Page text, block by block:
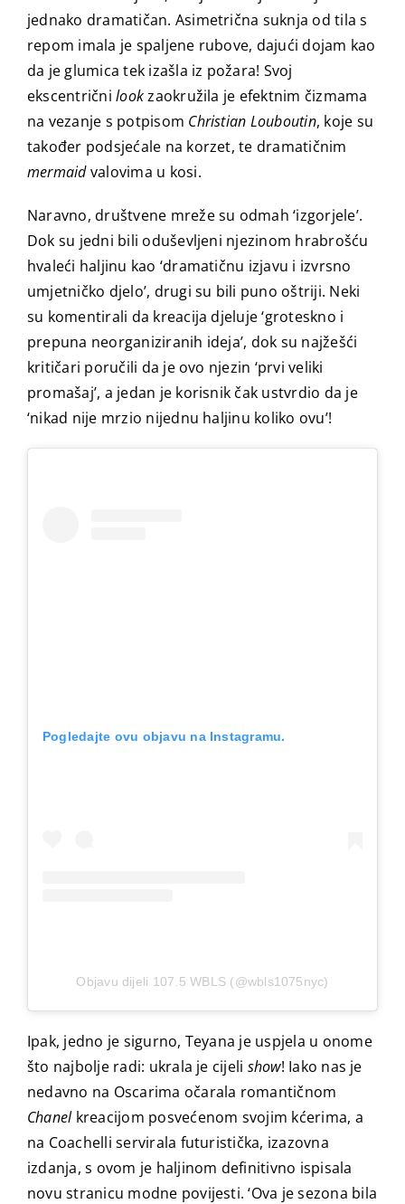
jednako dramatičan. Asimetrična suknja od tila s
repom imala je spaljene rubove, dajući dojam kao
da je glumica tek izašla iz požara! Svoj
ekscentričnilookzaokružila je efektnim čizmama
na vezanje s potpisom Christian Louboutin, koje su
također podsjećale na korzet, te dramatičnim
mermaidvalovima u kosi.
Naravno, društvene mreže su odmah ‘izgorjele’.
Dok su jedni bili oduševljeni njezinom hrabrošću
hvaleći haljinu kao ‘dramatičnu izjavu i izvrsno
umjetničko djelo’, drugi su bili puno oštriji. Neki
su komentirali da kreacija djeluje ‘groteskno i
prepuna neorganiziranih ideja’, dok su najžešći
kritičari poručili da je ovo njezin ‘prvi veliki
promašaj’, a jedan je korisnik čak ustvrdio da je
‘nikad nije mrzio nijednu haljinu koliko ovu’!
Pogledajte ovu objavu na Instagramu.
Objavu dijeli 107.5 WBLS (@wbls1075nyc)
Ipak, jedno je sigurno, Teyana je uspjela u onome
što najbolje radi: ukrala je cijeli show! Iako nas je
nedavno na Oscarima očarala romantičnom
Chanelkreacijom posvećenom svojim kćerima, a
na Coachelli servirala futuristička, izazovna
izdanja, s ovom je haljinom definitivno ispisala
novu stranicu modne povijesti. ‘Ova je sezona bila